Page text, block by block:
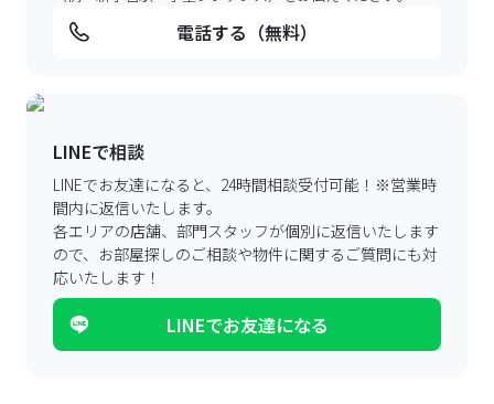
電話する（無料）
LINEで相談
LINEでお友達になると、24時間相談受付可能！ ※営業時
間内に返信いたします。
各エリアの店舗、部門スタッフが個別に返信いたします
ので、 お部屋探しのご相談や物件に関するご質問にも対
応いたします！
LINEでお友達になる